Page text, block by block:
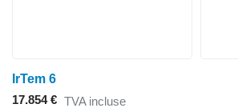
IrTem 6
17.854 € TVA incluse